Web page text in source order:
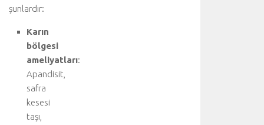
şunlardır:
Karın
bölgesi
ameliyatları:
Apandisit,
safra
kesesi
taşı,